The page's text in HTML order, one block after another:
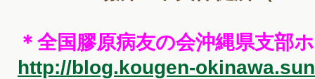
＊全国膠原病友の会沖縄県支部
http://blog.kougen-